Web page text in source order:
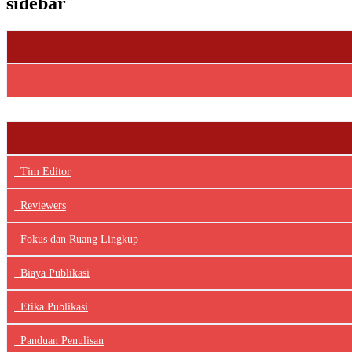
Tim Editor
Reviewers
Fokus dan Ruang Lingkup
Biaya Publikasi
Etika Publikasi
Panduan Penulisan